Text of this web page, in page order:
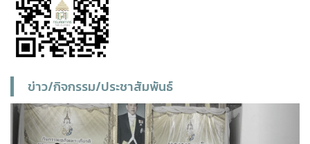
ข่าว/กิจกรรม/ประชาสัมพันธ์
Previous